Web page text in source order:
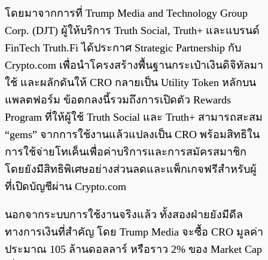
โดยมาจากการที่ Trump Media and Technology Group
Corp. (DJT) ผู้ให้บริการ Truth Social, Truth+ และแบรนด์
FinTech Truth.Fi ได้ประกาศ Strategic Partnership กับ
Crypto.com เพื่อนำโครงสร้างพื้นฐานกระเป๋าเงินดิจิทัลมา
ใช้ และผลักดันให้ CRO กลายเป็น Utility Token หลักบน
แพลตฟอร์ม ข้อตกลงนี้รวมถึงการเปิดตัว Rewards
Program ที่ให้ผู้ใช้ Truth Social และ Truth+ สามารถสะสม
“gems” จากการใช้งานแล้วแปลงเป็น CRO พร้อมสิทธิใน
การใช้จ่ายโทเค็นเพื่อค่าบริการและการสมัครสมาชิก
โดยยังมีสิทธิพิเศษอย่างส่วนลดและแพ็กเกจฟรีสำหรับผู้
ที่เปิดบัญชีผ่าน Crypto.com
นอกจากระบบการใช้งานจริงแล้ว ทั้งสองฝ่ายยังมีดีล
ทางการเงินที่สำคัญ โดย Trump Media จะซื้อ CRO มูลค่า
ประมาณ 105 ล้านดอลลาร์ หรือราว 2% ของ Market Cap